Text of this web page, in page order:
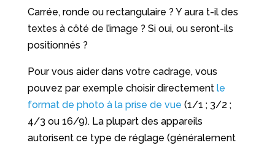
Carrée, ronde ou rectangulaire ? Y aura t-il des
textes à côté de l’image ? Si oui, ou seront-ils
positionnés ?
Pour vous aider dans votre cadrage, vous
pouvez par exemple choisir directement le
format de photo à la prise de vue (1/1 ; 3/2 ;
4/3 ou 16/9). La plupart des appareils
autorisent ce type de réglage (généralement